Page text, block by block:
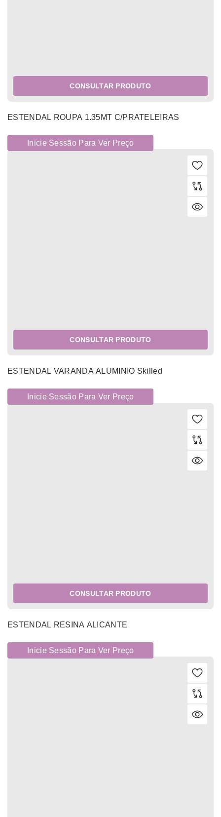
CONSULTAR PRODUTO
ESTENDAL ROUPA 1.35MT C/PRATELEIRAS
Inicie Sessão Para Ver Preço
CONSULTAR PRODUTO
ESTENDAL VARANDA ALUMINIO Skilled
Inicie Sessão Para Ver Preço
CONSULTAR PRODUTO
ESTENDAL RESINA ALICANTE
Inicie Sessão Para Ver Preço